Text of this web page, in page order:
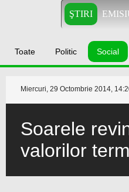
ŞTIRI
Toate Politic Social
Miercuri, 29 Octombrie 2014,
Soarele
valorilor